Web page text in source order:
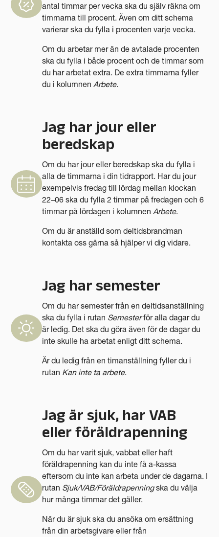
antal timmar per vecka ska du själv räkna om
timmarna till procent. Även om ditt schema
varierar ska du fylla i procenten varje vecka.
Om du arbetar mer än de avtalade procenten
ska du fylla i både procent och de timmar som
du har arbetat extra. De extra timmarna fyller
du i kolumnen Arbete.
Jag har jour eller
beredskap
Om du har jour eller beredskap ska du fylla i
alla de timmarna i din tidrapport. Har du jour
exempelvis fredag till lördag mellan klockan
22–06 ska du fylla 2 timmar på fredagen och 6
timmar på lördagen i kolumnen Arbete.
Om du är anställd som deltidsbrandman
kontakta oss gärna så hjälper vi dig vidare.
Jag har semester
Om du har semester från en deltidsanställning
ska du fylla i rutan Semesterför alla dagar du
är ledig. Det ska du göra även för de dagar du
inte skulle ha arbetat enligt ditt schema.
Är du ledig från en timanställning fyller du i
rutan Kan inte ta arbete.
Jag är sjuk, har VAB
eller föräldrapenning
Om du har varit sjuk, vabbat eller haft
föräldrapenning kan du inte få a-kassa
eftersom du inte kan arbeta under de dagarna. I
rutan Sjuk/VAB/Föräldrapenningska du välja
hur många timmar det gäller.
När du är sjuk ska du ansöka om ersättning
från din arbetsgivare eller från